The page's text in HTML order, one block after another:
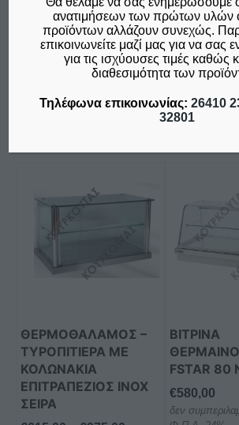
340,00
δεν συμπεριλαμβάνεται ο
Φ.Π.Α. 24%
Προσθήκη στο καλάθι
Σύγκριση
Φ.Π.Α. 24%
Προσθήκη
ΘΕΡΜΟΘΑΛΑΜΟΣ –
ΤΥΡΟΠΙΤΙΕΡΑ ΜΕ
ΚΟΛΩΝΑΚΙΑ
ΕΠΙΤΡΑΠΕΖΙΟΣ INOX
ΣΕΙΡΑ
παραλλαγές.
μπορούν
να
επιλεγούν
στη
σελίδα
του
ΒΙΤΡΙΝΑ
FSTAR 80
€580,00
δεν
ανατιμήσεων των πρώτων υλών
προϊόντων αλλάζουν συνεχώς.
επικοινωνείτε μαζί μας για να σας
για τις ισχύουσες τιμές καθώς
διαθεσιμότητα των
Τηλέφωνα επικοινωνίας: 26410
32801